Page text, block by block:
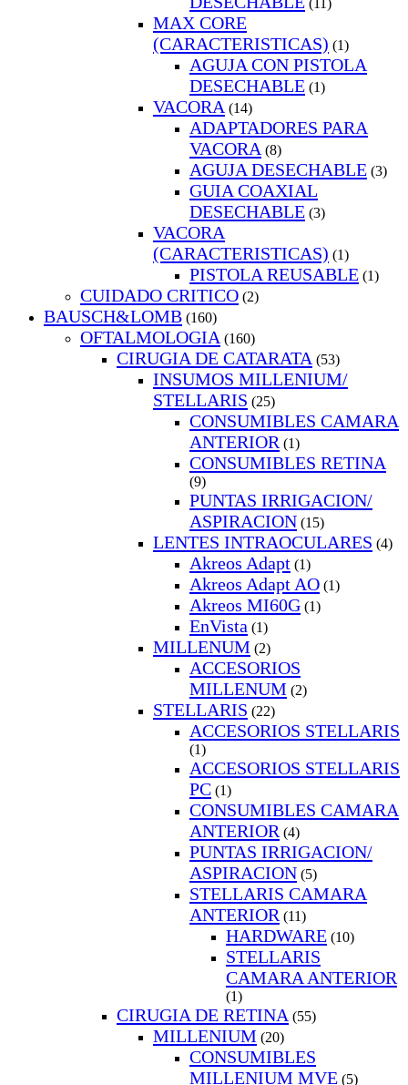
(11)
MAX CORE
(CARACTERISTICAS) (1)
AGUJA CON PISTOLA
DESECHABLE (1)
VACORA (14)
ADAPTADORES PARA
VACORA (8)
AGUJA DESECHABLE (3)
GUIA COAXIAL
DESECHABLE (3)
VACORA
(CARACTERISTICAS) (1)
PISTOLA REUSABLE (1)
CUIDADO CRITICO (2)
BAUSCH&LOMB (160)
OFTALMOLOGIA (160)
CIRUGIA DE CATARATA (53)
INSUMOS MILLENIUM/
STELLARIS (25)
CONSUMIBLES CAMARA
ANTERIOR (1)
CONSUMIBLES RETINA
(9)
PUNTAS IRRIGACION/
ASPIRACION (15)
LENTES INTRAOCULARES (4)
Akreos Adapt (1)
Akreos Adapt AO (1)
Akreos MI60G (1)
EnVista (1)
MILLENUM (2)
ACCESORIOS
MILLENUM (2)
STELLARIS (22)
ACCESORIOS STELLARIS
(1)
ACCESORIOS STELLARIS
PC (1)
CONSUMIBLES CAMARA
ANTERIOR (4)
PUNTAS IRRIGACION/
ASPIRACION (5)
STELLARIS CAMARA
ANTERIOR (11)
HARDWARE (10)
STELLARIS
CAMARA ANTERIOR
(1)
CIRUGIA DE RETINA (55)
MILLENIUM (20)
CONSUMIBLES
MILLENIUM MVE (5)